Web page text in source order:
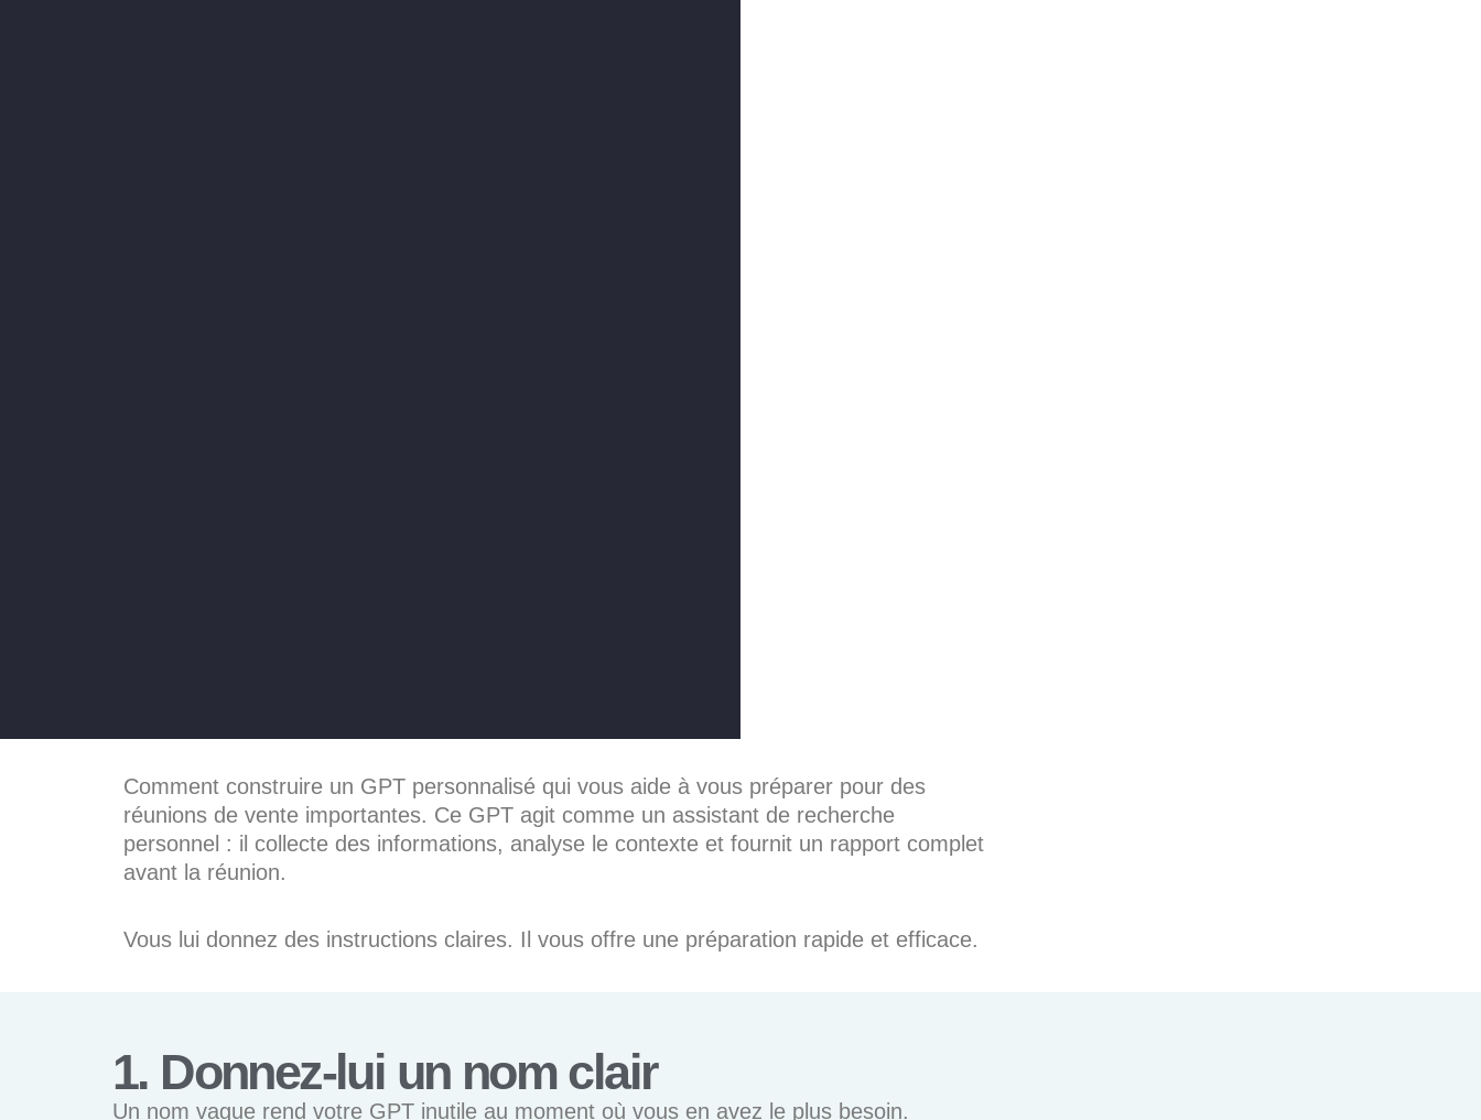
Comment construire un GPT personnalisé qui vous aide à vous préparer pour des
réunions de vente importantes. Ce GPT agit comme un assistant de recherche
personnel : il collecte des informations, analyse le contexte et fournit un rapport complet
avant la réunion.
Vous lui donnez des instructions claires. Il vous offre une préparation rapide et efficace.
1. Donnez-lui un nom clair
Un nom vague rend votre GPT inutile au moment où vous en avez le plus besoin.